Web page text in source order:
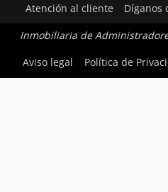
Atención al cliente Díganos
Inmobiliaria de
Aviso legal
Política de